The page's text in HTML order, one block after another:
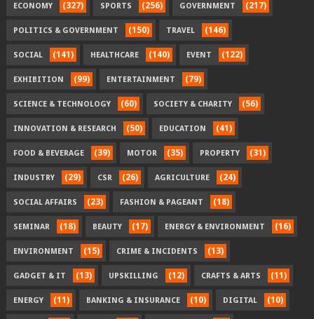
ECONOMY (327) SPORTS (256) GOVERNMENT (217)
POLITICS & GOVERNMENT (150) TRAVEL (146)
SOCIAL (141) HEALTHCARE (140) EVENT (122)
EXHIBITION (99) ENTERTAINMENT (79)
SCIENCE & TECHNOLOGY (60) SOCIETY & CHARITY (56)
INNOVATION & RESEARCH (50) EDUCATION (41)
FOOD & BEVERAGE (39) MOTOR (35) PROPERTY (31)
INDUSTRY (29) CSR (26) AGRICULTURE (24)
SOCIAL AFFAIRS (23) FASHION & PAGEANT (18)
SEMINAR (18) BEAUTY (17) ENERGY & ENVIRONMENT (16)
ENVIRONMENT (15) CRIME & INCIDENTS (13)
GADGET & IT (13) UPSKILLING (12) CRAFTS & ARTS (11)
ENERGY (11) BANKING & INSURANCE (10) DIGITAL (10)